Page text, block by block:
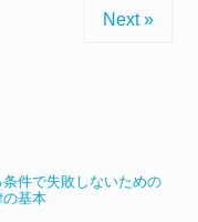
Next »
件で失敗しないための
の基本